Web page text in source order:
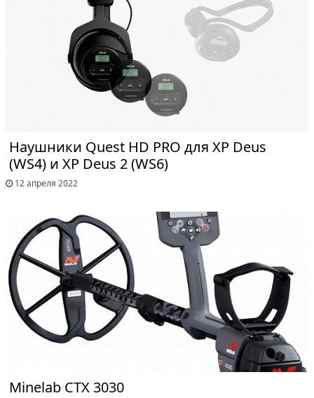
Наушники Quest HD PRO для XP Deus
(WS4) и XP Deus 2 (WS6)
12 апреля 2022
Minelab CTX 3030